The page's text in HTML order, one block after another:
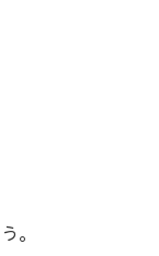
。